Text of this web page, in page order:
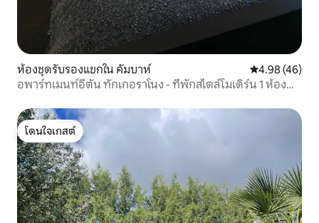
ห้องชุดรับรองแขกใน คัมบาห์ คะแนนเฉลี่ย
4.98 (46)
อพาร์ทเมนท์อีตัน ทักเกอราโนง - ที่พักสไตล์โมเดิร์น 1 ห้อง
โดนใจเกสต์
โดนใจเกสต์